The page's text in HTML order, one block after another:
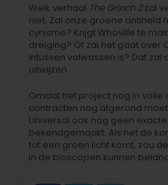
Welk verhaal The Grinch 2zal
niet. Zal onze groene antiheld
cynisme? Krijgt Whoville te
dreiging? Of zal het gaat over
intussen volwassen is? Dat
uitwijzen.
Omdat het project nog in volle
contracten nog afgerond
Universal ook nog geen
bekendgemaakt. Als het de
tot een groen licht komt, zou
in de bioscopen kunnen